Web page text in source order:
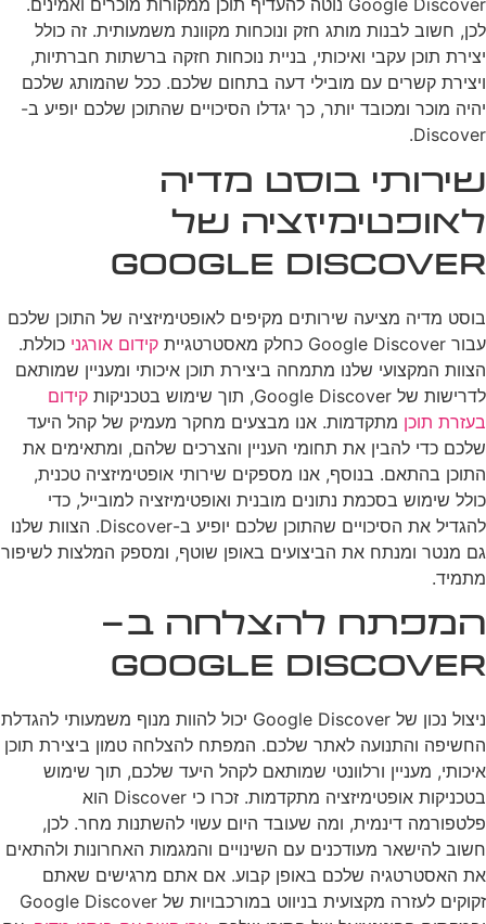
Google Discover נוטה להעדיף תוכן ממקורות מוכרים ואמינים.
לכן, חשוב לבנות מותג חזק ונוכחות מקוונת משמעותית. זה כולל
יצירת תוכן עקבי ואיכותי, בניית נוכחות חזקה ברשתות חברתיות,
ויצירת קשרים עם מובילי דעה בתחום שלכם. ככל שהמותג שלכם
יהיה מוכר ומכובד יותר, כך יגדלו הסיכויים שהתוכן שלכם יופיע ב-
Discover.
שירותי בוסט מדיה
לאופטימיזציה של
Google Discover
בוסט מדיה מציעה שירותים מקיפים לאופטימיזציה של התוכן שלכם
עבור Google Discover כחלק מאסטרטגיית
קידום אורגני כוללת.
הצוות המקצועי שלנו מתמחה ביצירת תוכן איכותי ומעניין שמותאם
לדרישות של Google Discover, תוך שימוש בטכניקות
קידום
בעזרת תוכן מתקדמות. אנו מבצעים מחקר מעמיק של קהל היעד
שלכם כדי להבין את תחומי העניין והצרכים שלהם, ומתאימים את
התוכן בהתאם. בנוסף, אנו מספקים שירותי אופטימיזציה טכנית,
כולל שימוש בסכמת נתונים מובנית ואופטימיזציה למובייל, כדי
להגדיל את הסיכויים שהתוכן שלכם יופיע ב-Discover. הצוות שלנו
גם מנטר ומנתח את הביצועים באופן שוטף, ומספק המלצות לשיפור
מתמיד.
המפתח להצלחה ב-
Google Discover
ניצול נכון של Google Discover יכול להוות מנוף משמעותי להגדלת
החשיפה והתנועה לאתר שלכם. המפתח להצלחה טמון ביצירת תוכן
איכותי, מעניין ורלוונטי שמותאם לקהל היעד שלכם, תוך שימוש
בטכניקות אופטימיזציה מתקדמות. זכרו כי Discover הוא
פלטפורמה דינמית, ומה שעובד היום עשוי להשתנות מחר. לכן,
חשוב להישאר מעודכנים עם השינויים והמגמות האחרונות ולהתאים
את האסטרטגיה שלכם באופן קבוע. אם אתם מרגישים שאתם
זקוקים לעזרה מקצועית בניווט במורכבויות של Google Discover